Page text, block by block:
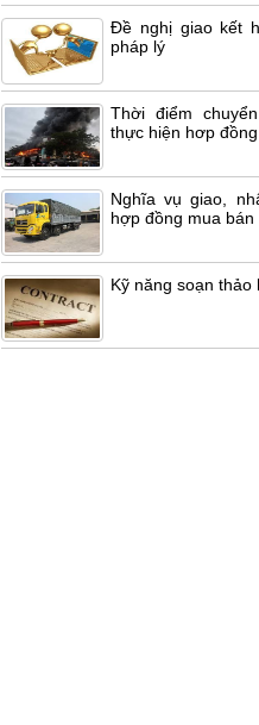
Đề nghị giao kết
pháp lý
Thời điểm
thực hiện hơp
Nghĩa vụ giao,
hợp đồng mua bán
Kỹ năng soạn thảo